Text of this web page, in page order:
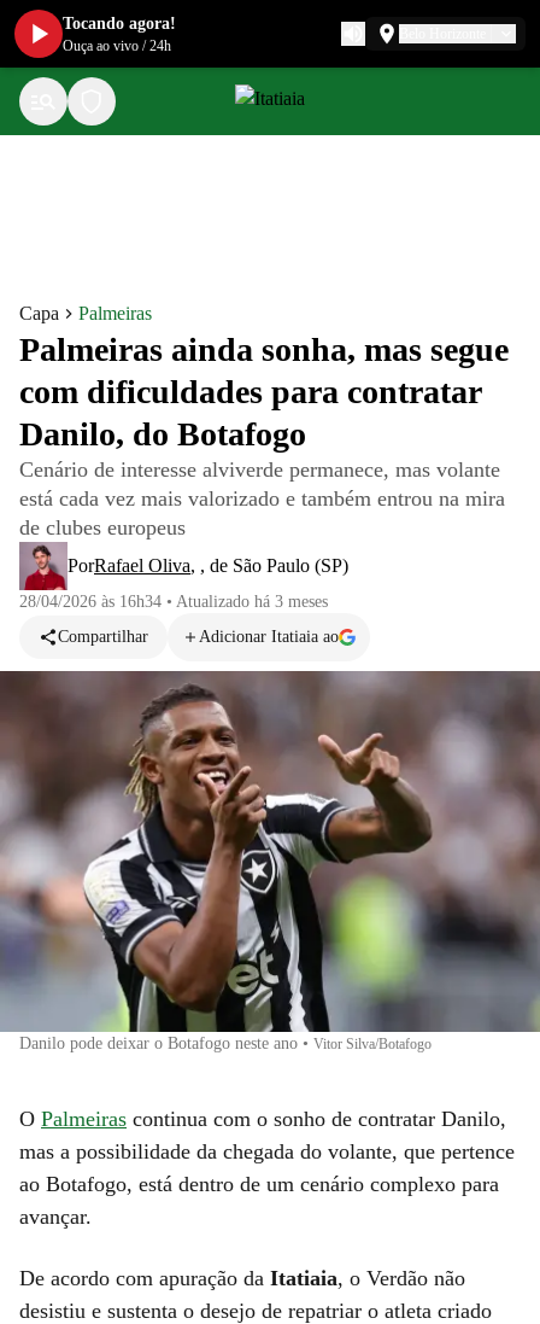
Capa Palmeiras
Palmeiras ainda sonha, mas segue
com dificuldades para contratar
Danilo, do Botafogo
Cenário de interesse alviverde permanece, mas volante
está cada vez mais valorizado e também entrou na mira
de clubes europeus
PorRafael Oliva, , de São Paulo (SP)
28/04/2026 às 16h34 • Atualizado há 3 meses
Compartilhar
Adicionar Itatiaia ao
Danilo pode deixar o Botafogo neste ano • Vitor Silva/Botafogo
O Palmeiras continua com o sonho de contratar Danilo,
mas a possibilidade da chegada do volante, que pertence
ao Botafogo, está dentro de um cenário complexo para
avançar.
De acordo com apuração da Itatiaia, o Verdão não
desistiu e sustenta o desejo de repatriar o atleta criado
Tocando agora!
Ouça ao vivo /24h